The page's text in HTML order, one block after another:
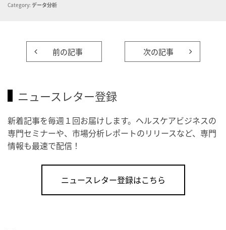
Category: データ分析
前の記事 次の記事
ニュースレター登録
新着記事を毎週１回お届けします。ヘルスケアビジネスの
専門セミナーや、市場分析レポートのリリースなど、専門
情報も最速で配信！
ニュースレター登録はこちら